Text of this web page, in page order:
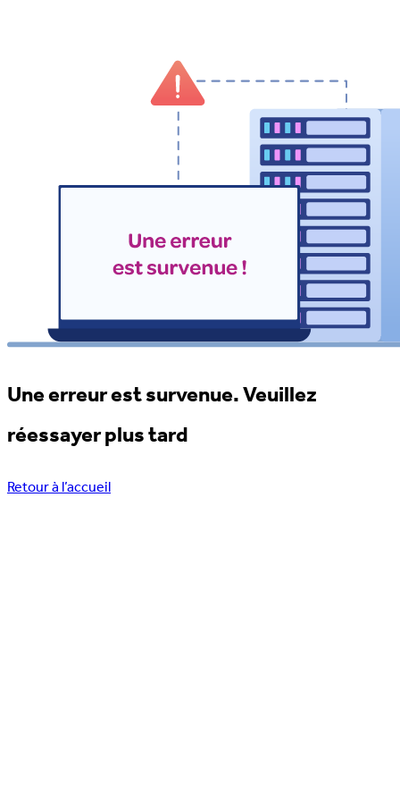
Une erreur est survenue. Veuillez
réessayer plus tard
Retour à l’accueil